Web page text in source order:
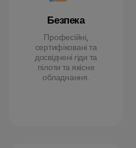
Безпека
Професійні,
сертифіковані та
досвідчені гіди та
пілоти та якісне
обладнання.